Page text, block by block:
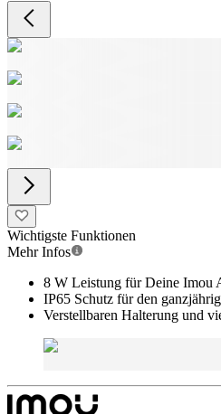
Wichtigste Funktionen
Mehr Infos
8 W Leistung für Deine Imou
IP65 Schutz für den
Verstellbaren Halterung und